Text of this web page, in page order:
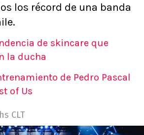
los récord de una banda
de skincare que
la ducha
de Pedro Pascal
of Us
CLT